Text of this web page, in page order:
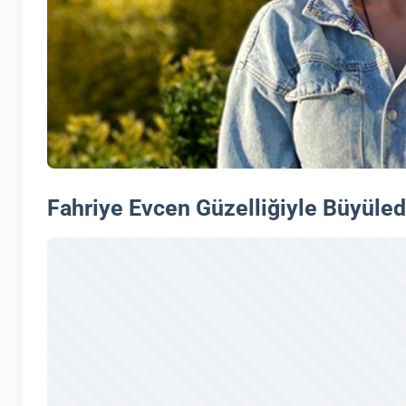
Fahriye Evcen Güzelliğiyle